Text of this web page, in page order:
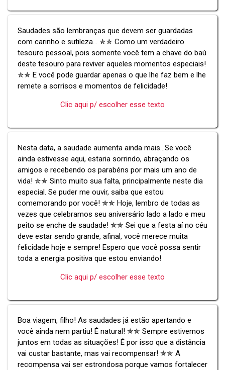
Saudades são lembranças que devem ser guardadas
com carinho e sutileza... ✯✯ Como um verdadeiro
tesouro pessoal, pois somente você tem a chave do baú
deste tesouro para reviver aqueles momentos especiais!
✯✯ E você pode guardar apenas o que lhe faz bem e lhe
remete a sorrisos e momentos de felicidade!
Clic aqui p/ escolher esse texto
Nesta data, a saudade aumenta ainda mais...Se você
ainda estivesse aqui, estaria sorrindo, abraçando os
amigos e recebendo os parabéns por mais um ano de
vida! ✯✯ Sinto muito sua falta, principalmente neste dia
especial. Se puder me ouvir, saiba que estou
comemorando por você! ✯✯ Hoje, lembro de todas as
vezes que celebramos seu aniversário lado a lado e meu
peito se enche de saudade! ✯✯ Sei que a festa aí no céu
deve estar sendo grande, afinal, você merece muita
felicidade hoje e sempre! Espero que você possa sentir
toda a energia positiva que estou enviando!
Clic aqui p/ escolher esse texto
Boa viagem, filho! As saudades já estão apertando e
você ainda nem partiu! É natural! ✯✯ Sempre estivemos
juntos em todas as situações! É por isso que a distância
vai custar bastante, mas vai recompensar! ✯✯ A
recompensa vai ser estrondosa porque vamos fortalecer